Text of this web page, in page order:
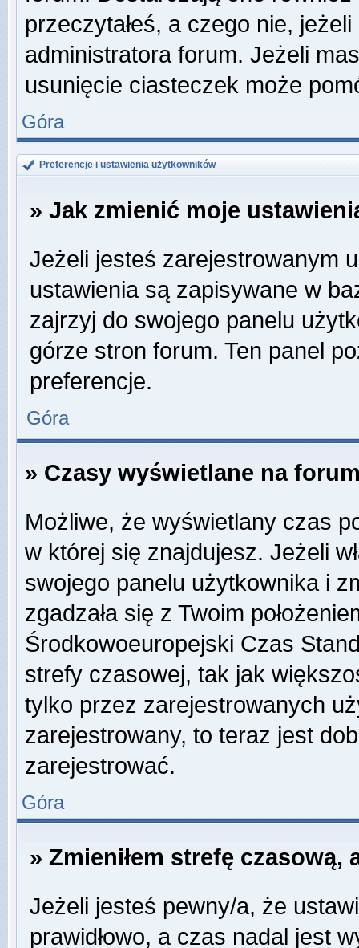
przeczytałeś, a czego nie,
administratora forum. Jeżeli
usunięcie ciasteczek może
Góra
Preferencje i ustawienia użytkowników
» Jak zmienić moje
Jeżeli jesteś zarejestrowanym
ustawienia są zapisywane w
zajrzyj do swojego panelu
górze stron forum. Ten panel
preferencje.
Góra
» Czasy wyświetlane na
Możliwe, że wyświetlany czas
w której się znajdujesz. Jeżeli
swojego panelu użytkownika i
zgadzała się z Twoim
Środkowoeuropejski Czas
strefy czasowej, tak jak
tylko przez zarejestrowanych
zarejestrowany, to teraz jest
zarejestrować.
Góra
» Zmieniłem strefę czasową,
Jeżeli jesteś pewny/a, że
prawidłowo, a czas nadal jest